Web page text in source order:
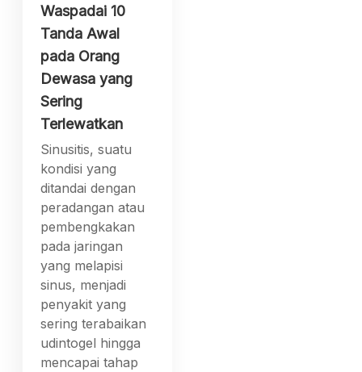
Waspadai 10
Tanda Awal
pada Orang
Dewasa yang
Sering
Terlewatkan
Sinusitis, suatu
kondisi yang
ditandai dengan
peradangan atau
pembengkakan
pada jaringan
yang melapisi
sinus, menjadi
penyakit yang
sering terabaikan
udintogel hingga
mencapai tahap